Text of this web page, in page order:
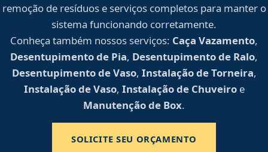
remoção de resíduos e serviços completos para manter o
sistema funcionando corretamente.
Conheça também nossos serviços: Caça Vazamento,
Desentupimento de Pia, Desentupimento de Ralo,
Desentupimento de Vaso, Instalação de Torneira,
Instalação de Vaso, Instalação de Chuveiroe
Manutenção de Box.
SOLICITE SEU ORÇAMENTO